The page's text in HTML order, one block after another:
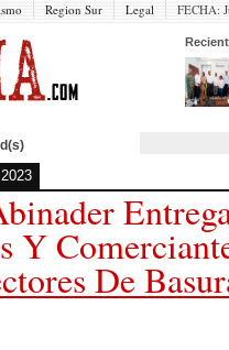
Region Sur Legal FECHA:
Y
De